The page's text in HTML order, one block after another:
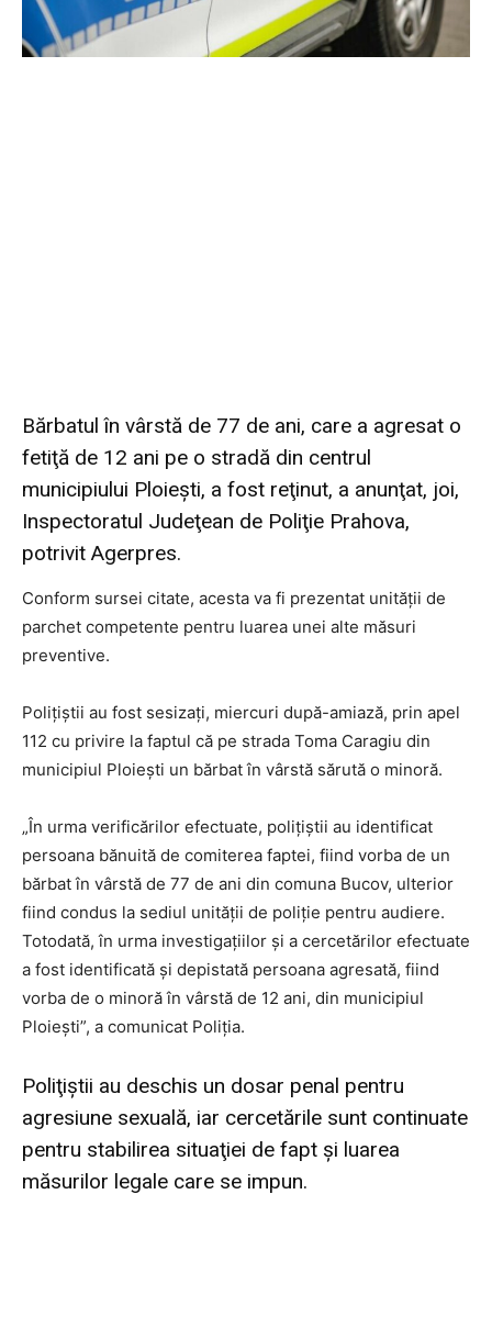
Bărbatul în vârstă de 77 de ani, care a agresat o
fetiţă de 12 ani pe o stradă din centrul
municipiului Ploieşti, a fost reţinut, a anunţat, joi,
Inspectoratul Judeţean de Poliţie Prahova,
potrivit Agerpres.
Conform sursei citate, acesta va fi prezentat unităţii de
parchet competente pentru luarea unei alte măsuri
preventive.
Poliţiştii au fost sesizaţi, miercuri după-amiază, prin apel
112 cu privire la faptul că pe strada Toma Caragiu din
municipiul Ploieşti un bărbat în vârstă sărută o minoră.
„În urma verificărilor efectuate, poliţiştii au identificat
persoana bănuită de comiterea faptei, fiind vorba de un
bărbat în vârstă de 77 de ani din comuna Bucov, ulterior
fiind condus la sediul unităţii de poliţie pentru audiere.
Totodată, în urma investigaţiilor şi a cercetărilor efectuate
a fost identificată şi depistată persoana agresată, fiind
vorba de o minoră în vârstă de 12 ani, din municipiul
Ploieşti”, a comunicat Poliţia.
Poliţiştii au deschis un dosar penal pentru
agresiune sexuală, iar cercetările sunt continuate
pentru stabilirea situaţiei de fapt şi luarea
măsurilor legale care se impun.